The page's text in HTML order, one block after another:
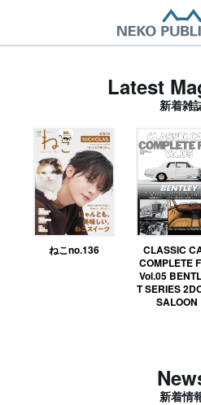
Latest
新着雑
ねこno.136
CLASSIC
COMPLETE
Vol.05
T SERIES
SALOON
新着情